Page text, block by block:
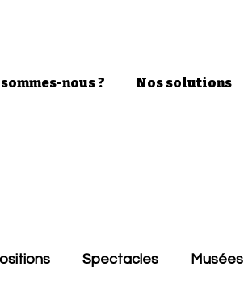
nous ? Nos solutions
Spectacles Musées